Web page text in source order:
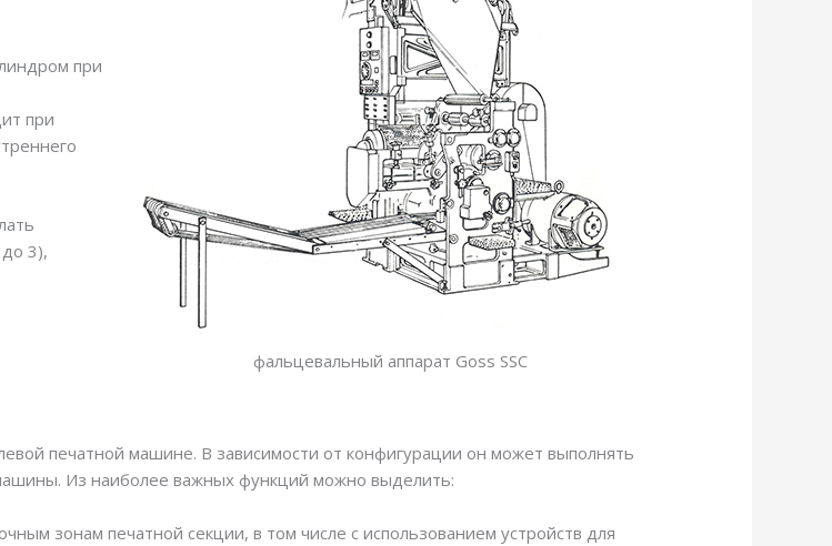
фальцевальный аппарат Goss SSC
при
при
3),
печатной машине. В зависимости от конфигурации он может выполнять
Из наиболее важных функций можно выделить:
зонам печатной секции, в том числе с использованием устройств для